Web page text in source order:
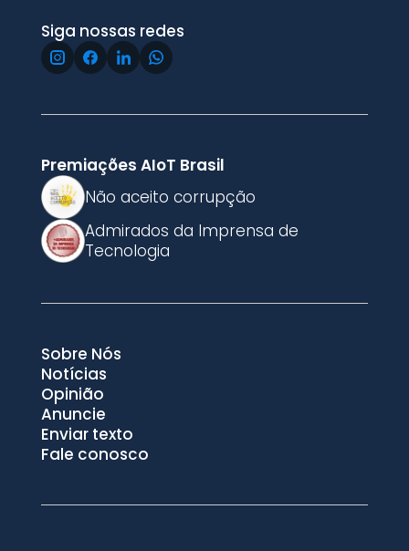
Siga nossas redes
Premiações AIoT Brasil
Não aceito corrupção
Admirados da Imprensa de
Tecnologia
Sobre Nós
Notícias
Opinião
Anuncie
Enviar texto
Fale conosco